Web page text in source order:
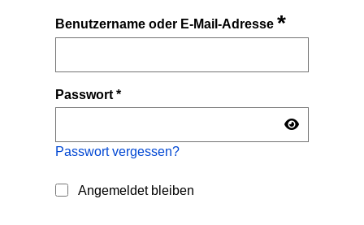
Benutzername oder E-Mail-Adresse*
Passwort*
Passwort vergessen?
Angemeldet bleiben